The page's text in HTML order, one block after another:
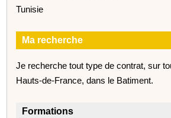
Tunisie
Ma recherche
Je recherche tout type de contrat, sur
Hauts-de-France, dans le Batiment.
Formations